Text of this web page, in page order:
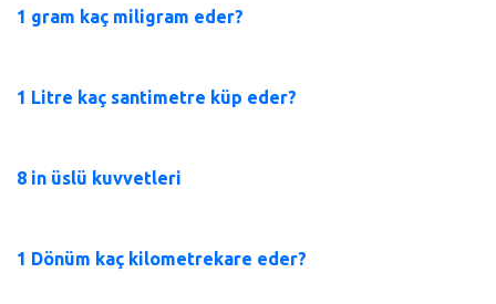
1 gram kaç miligram eder?
1 Litre kaç santimetre küp eder?
8 in üslü kuvvetleri
1 Dönüm kaç kilometrekare eder?